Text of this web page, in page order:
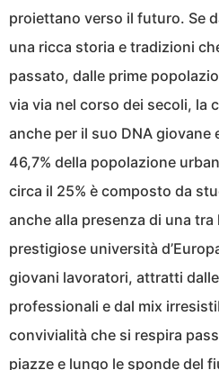
proiettano verso il futuro. Se
una ricca storia e tradizioni
passato, dalle prime
via via nel corso dei secoli, la
anche per il suo DNA giovane
46,7% della popolazione
circa il 25% è composto da
anche alla presenza di una tra
prestigiose università
giovani lavoratori, attratti
professionali e dal mix
convivialità che si respira
piazze e lungo le sponde del